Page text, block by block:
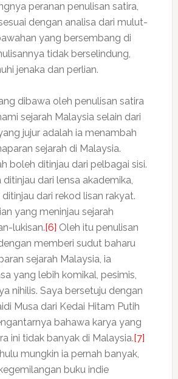
peranan penulisan satira,
dengan analisa dari mulut-
yang bersembang di
tidak berselindung,
jenaka dan perlian.
dibawa oleh penulisan satira
sejarah Malaysia selain dari
jujur adalah ia menambah
sejarah di Malaysia.
boleh ditinjau dari pelbagai sisi.
dari lensa akademika,
dari rekod lisan rakyat.
yang meninjau sejarah
lukisan. [6] Oleh itu penulisan
memberi sudut baharu
sejarah Malaysia, ia
yang lebih komikal, pesimis,
nihilis. Saya bersetuju dengan
Musa dari Kedai Hitam Putih
bahawa karya yang
ini tidak banyak di Malaysia. [7]
mungkin ia pernah banyak,
buku indie